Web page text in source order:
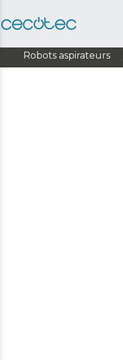
Robots aspirateurs